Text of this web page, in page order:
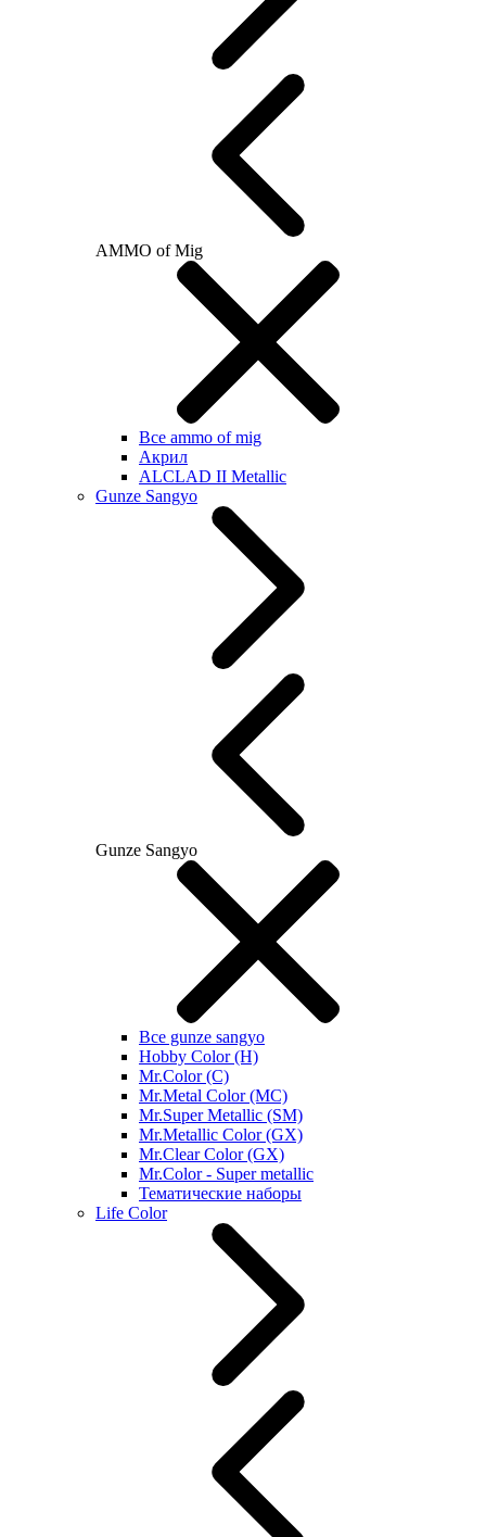
AMMO of Mig
Все ammo of mig
Акрил
ALCLAD II Metallic
Gunze Sangyo
Gunze Sangyo
Все gunze sangyo
Hobby Color (H)
Mr.Color (C)
Mr.Metal Color (MC)
Mr.Super Metallic (SM)
Mr.Metallic Color (GX)
Mr.Clear Color (GX)
Mr.Color - Super metallic
Тематические наборы
Life Color